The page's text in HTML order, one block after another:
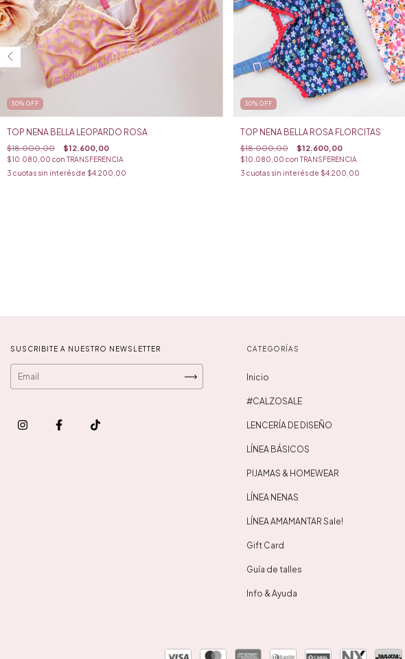
30% OFF
TOP NENA BELLA LEOPARDO ROSA
$18.000,00 $12.600,00
$10.080,00 con TRANSFERENCIA
3 cuotas sin interés de $4.200,00
30% OFF
TOP NENA BELLA ROSA FLORCITAS
$18.000,00 $12.600,00
$10.080,00 con TRANSFERENCIA
3 cuotas sin interés de $4.200,00
SUSCRIBITE A NUESTRO NEWSLETTER CATEGORÍAS
Inicio
#CALZOSALE
LENCERÍA DE DISEÑO
LÍNEA BÁSICOS
PIJAMAS & HOMEWEAR
LÍNEA NENAS
LÍNEA AMAMANTAR Sale!
Gift Card
Guía de talles
Info & Ayuda